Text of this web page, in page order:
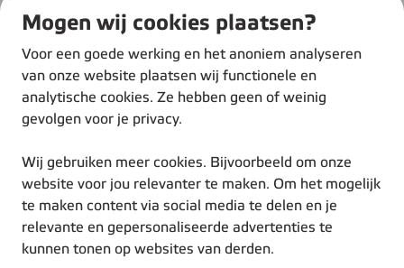
Over ons
Werken bij Eneco
Duurzame inspiratie
© Eneco 2025
Voorwaarden
Privacystatement
Mogen wij cookies plaatsen?
Voor een goede werking en het anoniem analyseren
van onze website plaatsen wij functionele en
analytische cookies. Ze hebben geen of weinig
gevolgen voor je privacy.
Wij gebruiken meer cookies. Bijvoorbeeld om onze
website voor jou relevanter te maken. Om het mogelijk
te maken content via social media te delen en je
relevante en gepersonaliseerde advertenties te
kunnen tonen op websites van derden.